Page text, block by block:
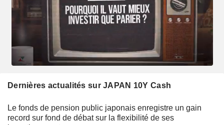
Dernières actualités sur JAPAN 10Y Cash
Le fonds de pension public japonais enregistre un gain
record sur fond de débat sur la flexibilité de ses